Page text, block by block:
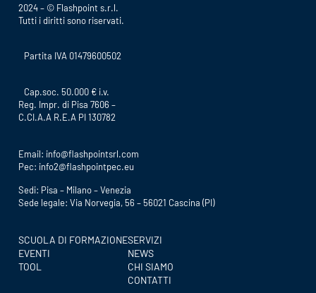
2024 – © Flashpoint s.r.l.
Tutti i diritti sono riservati.
Partita IVA 01479600502
Cap.soc. 50.000 € i.v.
Reg. Impr. di Pisa 7606 –
C.CI.A.A R.E.A PI 130782
Email: info@flashpointsrl.com
Pec: info2@flashpointpec.eu
Sedi: Pisa – Milano – Venezia
Sede legale: Via Norvegia, 56 – 56021 Cascina (PI)
SCUOLA DI FORMAZIONE
EVENTI
TOOL
SERVIZI
NEWS
CHI SIAMO
CONTATTI